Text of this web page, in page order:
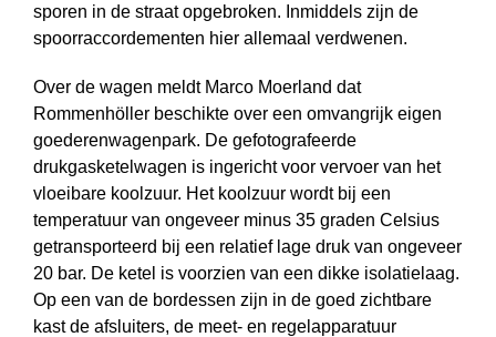
sporen in de straat opgebroken. Inmiddels zijn de
spoorraccordementen hier allemaal verdwenen.
Over de wagen meldt Marco Moerland dat
Rommenhöller beschikte over een omvangrijk eigen
goederenwagenpark. De gefotografeerde
drukgasketelwagen is ingericht voor vervoer van het
vloeibare koolzuur. Het koolzuur wordt bij een
temperatuur van ongeveer minus 35 graden Celsius
getransporteerd bij een relatief lage druk van ongeveer
20 bar. De ketel is voorzien van een dikke isolatielaag.
Op een van de bordessen zijn in de goed zichtbare
kast de afsluiters, de meet- en regelapparatuur